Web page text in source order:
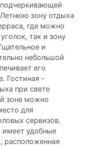
зону отдыха
где можно
так и зону
и
небольшой
его
Гостиная -
при свете
зоне можно
для
сервизов.
имеет удобные
расположенная